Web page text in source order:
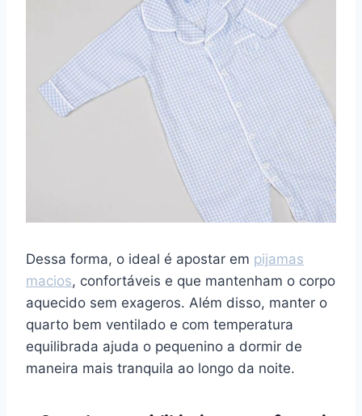
Dessa forma, o ideal é apostar em pijamas
macios, confortáveis e que mantenham o corpo
aquecido sem exageros. Além disso, manter o
quarto bem ventilado e com temperatura
equilibrada ajuda o pequenino a dormir de
maneira mais tranquila ao longo da noite.